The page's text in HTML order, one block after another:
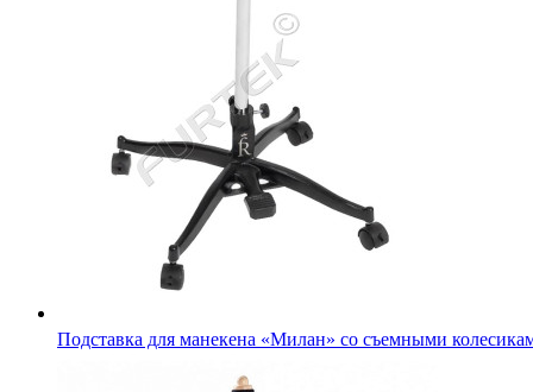
Подставка для манекена «Милан» со съемными